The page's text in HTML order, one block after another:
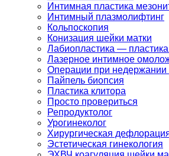
Интимная пластика
Интимный плазмолифтинг
Кольпоскопия
Конизация шейки матки
Лабиопластика —
Лазерное интимное
Операции при недержании
Пайпель биопсия
Пластика клитора
Просто провериться
Репродуктолог
Урогинеколог
Хирургическая
Эстетическая гинекология